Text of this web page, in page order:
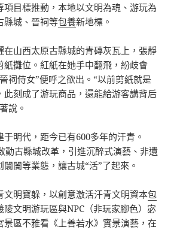
項目標推動，本地以文明為魂、游玩為
縣城、晉祠等包養新地標。
在山西太原古縣城的青磚灰瓦上，張靜
紙攤位。紅紙在她手中翻飛，紛歧會
祠侍女”便呼之欲出。“以前剪紙就是
此刻成了游玩商品，還能給游客講背后
說。
于明代，距今已有600多年的汗青。
動古縣城改革，引進沉醉式演藝、非遺
闤闠等業態，讓古城“活”了起來。
文明寶躲，以創意激活汗青文明資本包
陵文明游玩區與NPC（非玩家腳色）宓
景區不雅看《上善若水》實景演藝，在